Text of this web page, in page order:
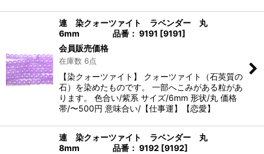
連 染クォーツァイト ラベンダー 丸
6mm 品番： 9191 [9191]
会員販売価格
在庫数 6点
【染クォーツァイト】 クォーツァイト（石英質の
石）を染めたものです。 一部へこみがある粒があ
ります。 色合い/紫系 サイズ/6mm 形状/丸 価格
帯/〜500円 意味合い/【仕事運】【恋愛】
連 染クォーツァイト ラベンダー 丸
8mm 品番： 9192 [9192]